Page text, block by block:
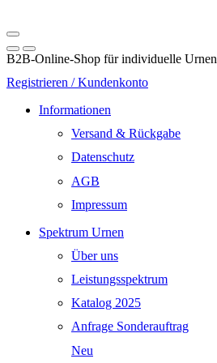
B2B-Online-Shop für individuelle Urnen
Registrieren / Kundenkonto
Informationen
Versand & Rückgabe
Datenschutz
AGB
Impressum
Spektrum Urnen
Über uns
Leistungsspektrum
Katalog 2025
Anfrage Sonderauftrag
Neu